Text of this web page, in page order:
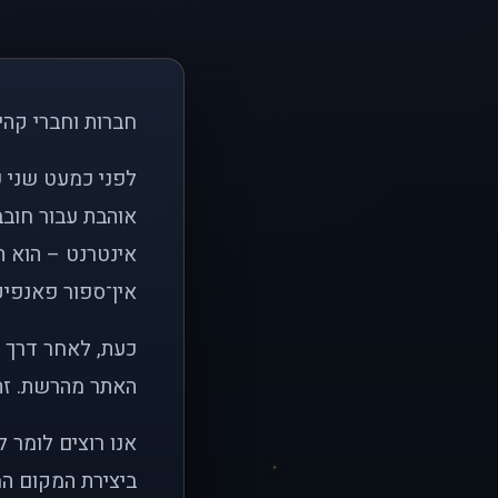
חברות וחברי
אוהבת עבור
אינטרנט – הוא
אין־ספור
כעת, לאחר דרך
האתר מהרשת.
אנו רוצים
ביצירת המקום